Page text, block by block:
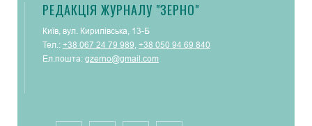
РЕДАКЦІЯ ЖУРНАЛУ "ЗЕРНО"
Київ, вул. Кирилівська, 13-Б
Тел.: +38 067 24 79 989, +38 050 94 69 840
Ел.пошта: gzerno@gmail.com